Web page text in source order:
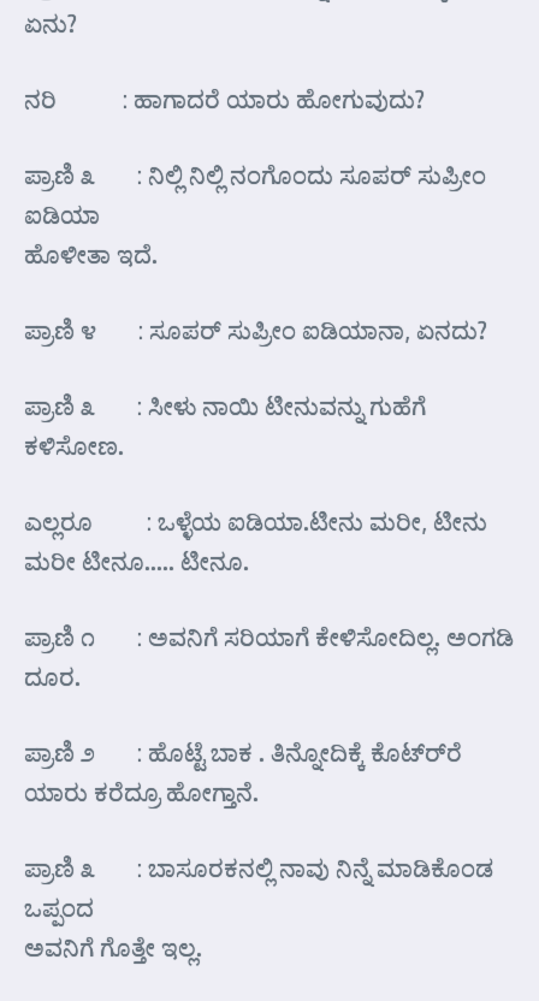
ಏನು?
ನರಿ : ಹಾಗಾದರೆ ಯಾರು ಹೋಗುವುದು?
ಪ್ರಾಣಿ ೩ : ನಿಲ್ಲಿ ನಿಲ್ಲಿ ನಂಗೊಂದು ಸೂಪರ್ ಸುಪ್ರೀಂ
ಐಡಿಯಾ
ಹೊಳೀತಾ ಇದೆ.
ಪ್ರಾಣಿ ೪ : ಸೂಪರ್ ಸುಪ್ರೀಂ ಐಡಿಯಾನಾ, ಏನದು?
ಪ್ರಾಣಿ ೩ : ಸೀಳು ನಾಯಿ ಟೀನುವನ್ನು ಗುಹೆಗೆ
ಕಳಿಸೋಣ.
ಎಲ್ಲರೂ : ಒಳ್ಳೆಯ ಐಡಿಯಾ.ಟೀನು ಮರೀ, ಟೀನು
ಮರೀ ಟೀನೂ….. ಟೀನೂ.
ಪ್ರಾಣಿ ೧ : ಅವನಿಗೆ ಸರಿಯಾಗೆ ಕೇಳಿಸೋದಿಲ್ಲ. ಅಂಗಡಿ
ದೂರ.
ಪ್ರಾಣಿ ೨ : ಹೊಟ್ಟೆ ಬಾಕ . ತಿನ್ನೋದಿಕ್ಕೆ ಕೊಟ್ರ್‍ರೆ
ಯಾರು ಕರೆದ್ರೂ ಹೋಗ್ತಾನೆ.
ಪ್ರಾಣಿ ೩ : ಬಾಸೂರಕನಲ್ಲಿ ನಾವು ನಿನ್ನೆ ಮಾಡಿಕೊಂಡ
ಒಪ್ಪಂದ
ಅವನಿಗೆ ಗೊತ್ತೇ ಇಲ್ಲ.